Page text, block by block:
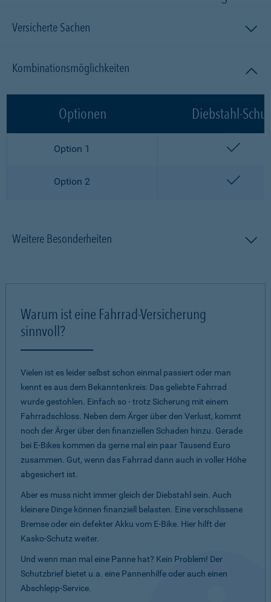
Versicherte Sachen
Kombinationsmöglichkeiten
Optionen Diebstahl-
Option 1
Option 2
Weitere Besonderheiten
Warum ist eine Fahrrad-Versicherung
sinnvoll?
Vielen ist es leider selbst schon einmal passiert oder man
kennt es aus dem Bekanntenkreis: Das geliebte Fahrrad
wurde gestohlen. Einfach so - trotz Sicherung mit einem
Fahrradschloss. Neben dem Ärger über den Verlust, kommt
noch der Ärger über den finanziellen Schaden hinzu. Gerade
bei E-Bikes kommen da gerne mal ein paar Tausend Euro
zusammen. Gut, wenn das Fahrrad dann auch in voller Höhe
abgesichert ist.
Aber es muss nicht immer gleich der Diebstahl sein. Auch
kleinere Dinge können finanziell belasten. Eine verschlissene
Bremse oder ein defekter Akku vom E-Bike. Hier hilft der
Kasko-Schutz weiter.
Und wenn man mal eine Panne hat? Kein Problem! Der
Schutzbrief bietet u.a. eine Pannenhilfe oder auch einen
Abschlepp-Service.